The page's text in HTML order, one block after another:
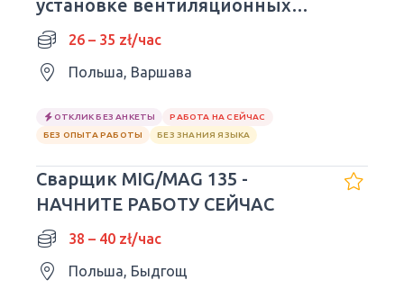
установке вентиляционных
систем26 – 35 zł/час
Польша, Варшава
ОТКЛИК БЕЗ АНКЕТЫ
РАБОТА НА СЕЙЧАС
БЕЗ ОПЫТА РАБОТЫ
БЕЗ ЗНАНИЯ ЯЗЫКА
Сварщик MIG/MAG 135 -
НАЧНИТЕ РАБОТУ СЕЙЧАС
38 – 40 zł/час
Польша, Быдгощ